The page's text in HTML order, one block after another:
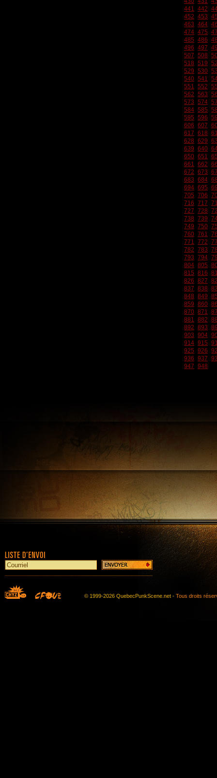
441 442
452 453
463 464
474 475
485 486
496 497
507 508
518 519
529 530
540 541
551 552
562 563
573 574
584 585
595 596
606 607
617 618
628 629
639 640
650 651
661 662
672 673
683 684
694 695
705 706
716 717
727 728
738 739
749 750
760 761
771 772
782 783
793 794
804 805
815 816
826 827
837 838
848 849
859 860
870 871
881 882
892 893
903 904
914 915
925 926
936 937
947 948
© 1999-2026 QuebecPunkScene.net - Tous droits